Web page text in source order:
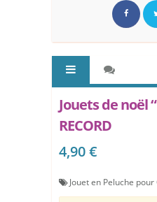
Jouets de noël
RECORD
4,90 €
Jouet en Peluche pour